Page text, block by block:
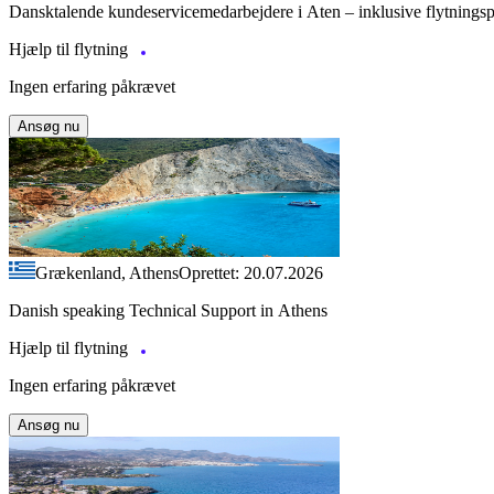
Dansktalende kundeservicemedarbejdere i Aten – inklusive
Hjælp til flytning
Ingen erfaring påkrævet
Ansøg nu
Grækenland, AthensOprettet: 20.07.2026
Danish speaking Technical Support in Athens
Hjælp til flytning
Ingen erfaring påkrævet
Ansøg nu